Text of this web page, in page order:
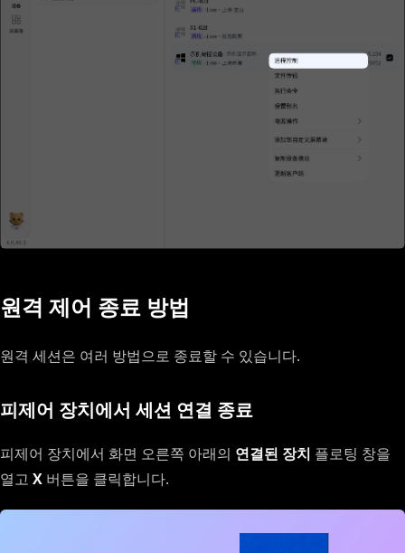
원격 제어 종료 방법
원격 세션은 여러 방법으로 종료할 수 있습니다.
피제어 장치에서 세션 연결 종료
피제어 장치에서 화면 오른쪽 아래의 연결된 장치 플로팅 창을
열고 X 버튼을 클릭합니다.